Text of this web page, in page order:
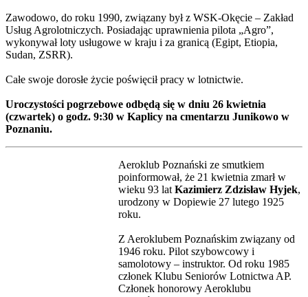
Zawodowo, do roku 1990, związany był z WSK-Okęcie – Zakład
Usług Agrolotniczych. Posiadając uprawnienia pilota „Agro”,
wykonywał loty usługowe w kraju i za granicą (Egipt, Etiopia,
Sudan, ZSRR).
Całe swoje dorosłe życie poświęcił pracy w lotnictwie.
Uroczystości pogrzebowe odbędą się w dniu 26 kwietnia
(czwartek) o godz. 9:30 w Kaplicy na cmentarzu Junikowo w
Poznaniu.
Aeroklub Poznański ze smutkiem
poinformował, że 21 kwietnia zmarł w
wieku 93 lat Kazimierz Zdzisław Hyjek,
urodzony w Dopiewie 27 lutego 1925
roku.
Z Aeroklubem Poznańskim związany od
1946 roku. Pilot szybowcowy i
samolotowy – instruktor. Od roku 1985
członek Klubu Seniorów Lotnictwa AP.
Członek honorowy Aeroklubu